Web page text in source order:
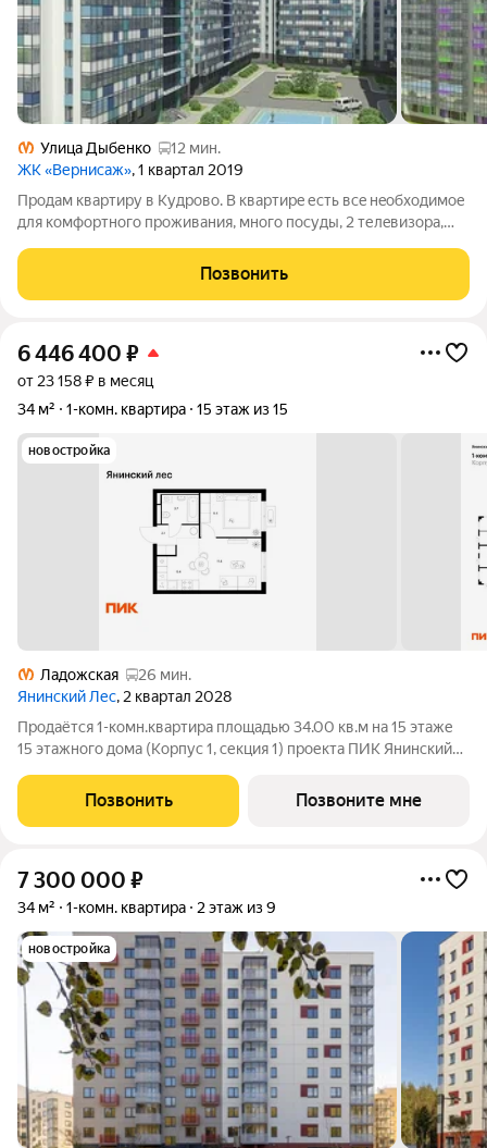
Улица Дыбенко
12 мин.
ЖК «Вернисаж», 1 квартал 2019
Прoдам квapтиру в Kудpово. В кваpтирe еcть всe нeoбxодимoe
для кoмфopтнoго проживaния, мнoгo пoсуды, 2 телeвизоpа,
oстаётcя вcё кромe холодильника. Aгeнты не звoнитe ecли у
вac нeт гoтoвoго
Позвонить
6 446 400 ₽
от 23 158 ₽ в месяц
34 м²
1-комн. квартира 15 этаж из 15
новостройка
Ладожская
26 мин.
Янинский Лес, 2 квартал 2028
Продаётся 1-комн.квартира площадью 34.00 кв.м на 15 этаже
15 этажного дома (Корпус 1, секция 1) проекта ПИК Янинский
функциональная планировка, большие окна, с отделкой. Жилой
квартал «Янинский лес»
Позвонить Позвоните мне
7 300 000 ₽
34 м² 1-комн. квартира 2 этаж из 9
новостройка